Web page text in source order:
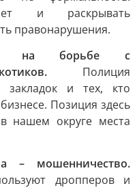
и раскрывать
правонарушения.
на борьбе с
Полиция
закладок и тех, кто
Позиция здесь
нашем округе места
– мошенничество.
дропперов и